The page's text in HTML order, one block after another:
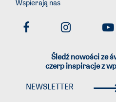
Wspierają nas
Śledź nowości ze
czerp inspiracje z
NEWSLETTER